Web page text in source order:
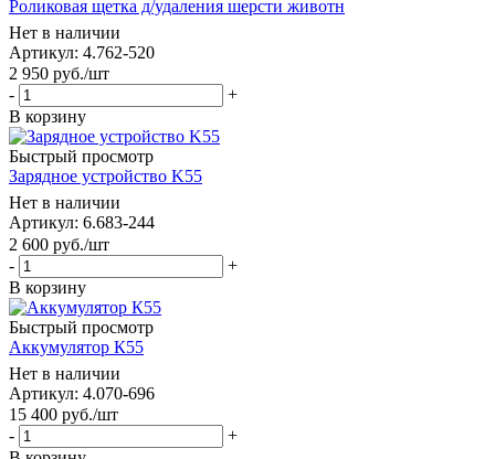
Роликовая щетка д/удаления шерсти животн
Нет в наличии
Артикул: 4.762-520
2 950 руб./шт
-
+
В корзину
Быстрый просмотр
Зарядное устройство K55
Нет в наличии
Артикул: 6.683-244
2 600 руб./шт
-
+
В корзину
Быстрый просмотр
Аккумулятор К55
Нет в наличии
Артикул: 4.070-696
15 400 руб./шт
-
+